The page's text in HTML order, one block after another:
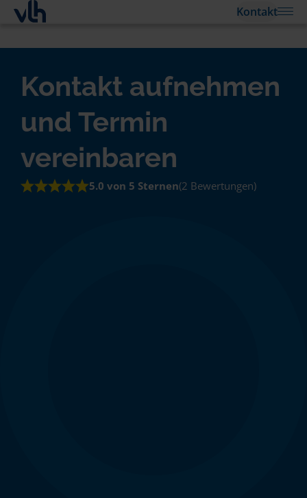
Kontakt
Kontakt aufnehmen
und Termin
vereinbaren
5.0 von 5 Sternen(2 Bewertungen)